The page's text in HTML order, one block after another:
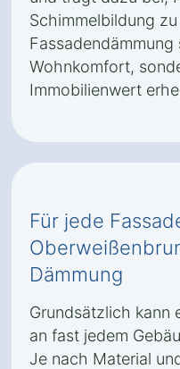
Schimmelbildung
Wohnkomfort,
Immobilienwert
Für jede
Dämmung
Grundsätzlich kann
an fast jedem
Je nach Material